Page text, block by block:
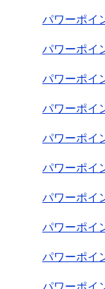
パワーポイ
パワーポイ
パワーポイ
パワーポイ
パワーポイ
パワーポイ
パワーポイ
パワーポイ
パワーポイ